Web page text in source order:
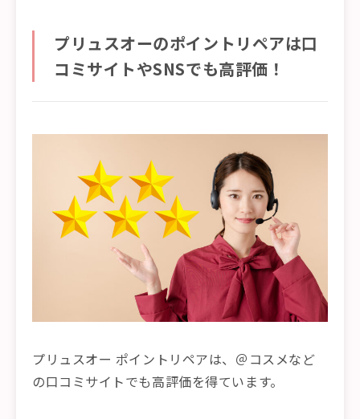
プリュスオーのポイントリペアは口
コミサイトやSNSでも高評価！
プリュスオー ポイントリペアは、＠コスメなど
の口コミサイトでも高評価を得ています。